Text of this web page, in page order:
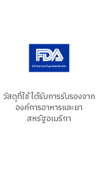
วัสดุที่ใช้ ได้รับการรับรองจาก
องค์การอาหารและยา
สหรัฐอเมริกา